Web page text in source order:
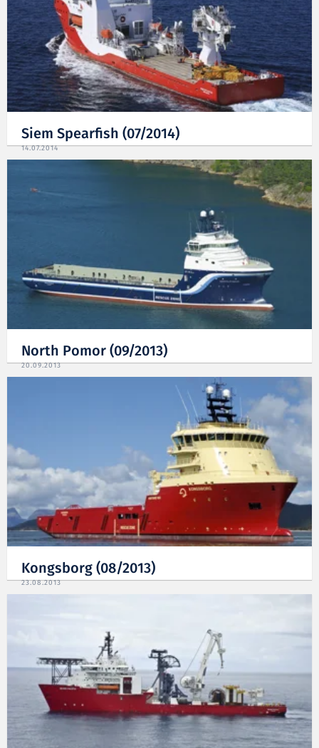
Siem Spearfish (07/2014)
14.07.2014
North Pomor (09/2013)
20.09.2013
Kongsborg (08/2013)
23.08.2013